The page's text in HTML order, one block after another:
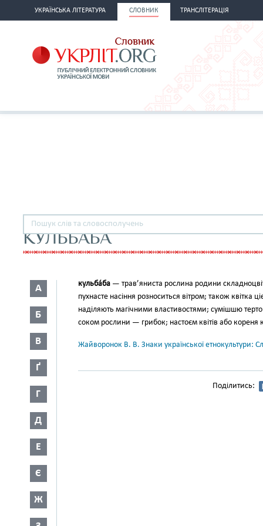
УКРАЇНСЬКА ЛІТЕРАТУРА СЛОВНИК ТРАНСЛІТЕРАЦІЯ
КУЛЬБАБА
А
Б
В
Ґ
Г
Д
Е
Є
Ж
кульба́ба — трав’яниста рослина родини
пухнасте насіння розноситься вітром; також квітка
наділяють магічни­ми властивостями; сумішшю
соком рослини — гри­бок; настоєм квітів або кореня
Жайворонок В. В. Знаки української етнокультури:
Поділитись: